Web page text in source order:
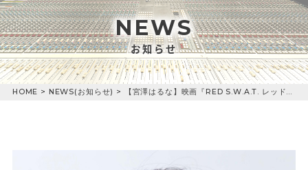
NEWS
お知らせ
HOME > NEWS(お知らせ) > 【宮澤はるな】映画『RED S.W.A.T. レッド・スワット』に出演